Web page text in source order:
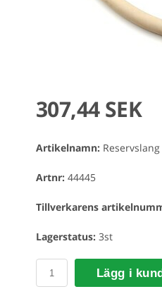
307,44 SEK
Artikelnamn:
Artnr: 44445
Tillverkarens
Lagerstatus: 3st
Lägg i